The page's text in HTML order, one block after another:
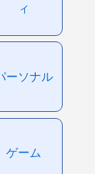
ィ
ーソナル
ゲーム